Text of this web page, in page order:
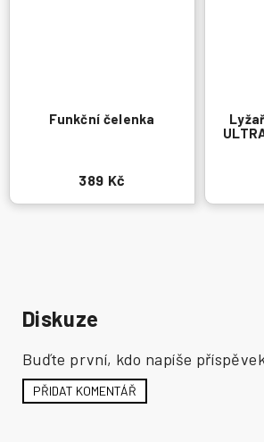
Funkční čelenka
389 Kč
Diskuze
Buďte první, kdo napíše
PŘIDAT KOMENTÁŘ